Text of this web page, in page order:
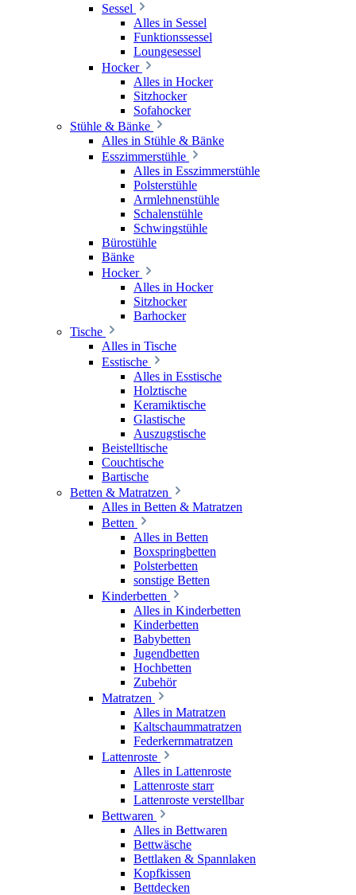
Sessel
Alles in Sessel
Funktionssessel
Loungesessel
Hocker
Alles in Hocker
Sitzhocker
Sofahocker
Stühle & Bänke
Alles in Stühle & Bänke
Esszimmerstühle
Alles in Esszimmerstühle
Polsterstühle
Armlehnenstühle
Schalenstühle
Schwingstühle
Bürostühle
Bänke
Hocker
Alles in Hocker
Sitzhocker
Barhocker
Tische
Alles in Tische
Esstische
Alles in Esstische
Holztische
Keramiktische
Glastische
Auszugstische
Beistelltische
Couchtische
Bartische
Betten & Matratzen
Alles in Betten & Matratzen
Betten
Alles in Betten
Boxspringbetten
Polsterbetten
sonstige Betten
Kinderbetten
Alles in Kinderbetten
Kinderbetten
Babybetten
Jugendbetten
Hochbetten
Zubehör
Matratzen
Alles in Matratzen
Kaltschaummatratzen
Federkernmatratzen
Lattenroste
Alles in Lattenroste
Lattenroste starr
Lattenroste verstellbar
Bettwaren
Alles in Bettwaren
Bettwäsche
Bettlaken & Spannlaken
Kopfkissen
Bettdecken